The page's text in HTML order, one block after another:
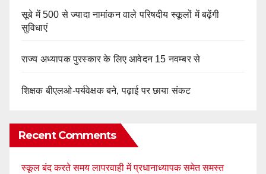
सूबे में 500 से ज्यादा नामांकन वाले परिषदीय स्कूलों में बढ़ेंगी
सुविधाएं
राज्य अध्यापक पुरस्कार के लिए आवेदन 15 नवम्बर से
शिक्षक बीएलओ-पर्यवेक्षक बने, पढ़ाई पर छाया संकट
Recent Comments
स्कूल बंद करते समय लापरवाही में प्रधानाध्यापक समेत समस्त